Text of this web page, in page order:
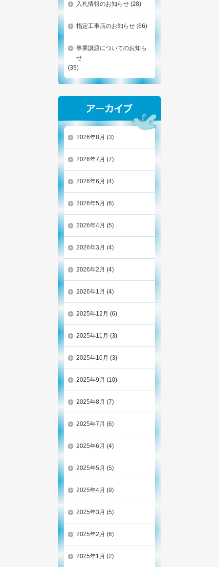
入札情報のお知らせ (28)
指定工事店のお知らせ (66)
事業譲渡についてのお知ら
せ
(39)
2026年8月 (3)
2026年7月 (7)
2026年6月 (4)
2026年5月 (6)
2026年4月 (5)
2026年3月 (4)
2026年2月 (4)
2026年1月 (4)
2025年12月 (6)
2025年11月 (3)
2025年10月 (3)
2025年9月 (10)
2025年8月 (7)
2025年7月 (6)
2025年6月 (4)
2025年5月 (5)
2025年4月 (9)
2025年3月 (5)
2025年2月 (6)
2025年1月 (2)